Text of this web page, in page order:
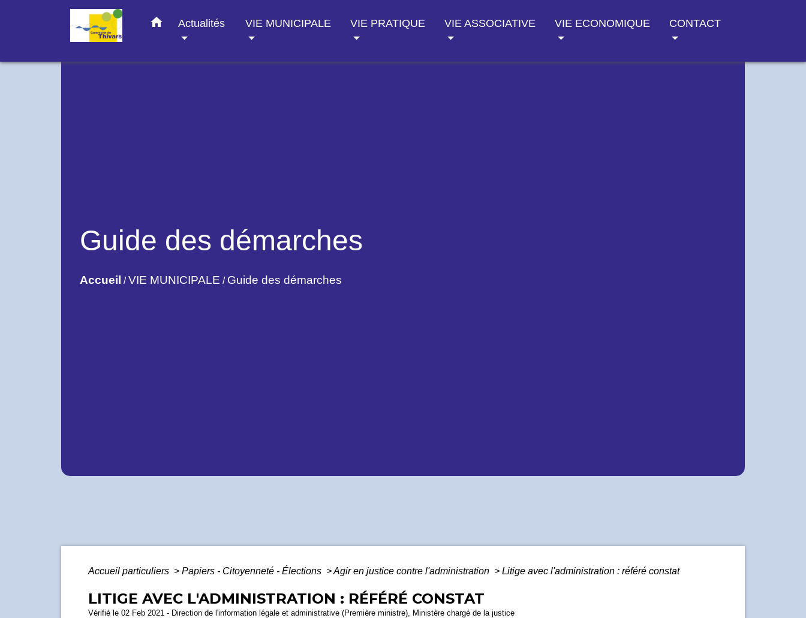
home Actualités VIE MUNICIPALE VIE PRATIQUE VIE ASSOCIATIVE VIE ECONOMIQUE CONTACT
Guide des démarches
Accueil /VIE MUNICIPALE / Guide des démarches
Accueil particuliers > Papiers - Citoyenneté - Élections >Agir en justice contre l'administration > Litige avec l'administration : référé constat
LITIGE AVEC L'ADMINISTRATION : RÉFÉRÉ CONSTAT
Vérifié le 02 Feb 2021 - Direction de l'information légale et administrative (Première ministre), Ministère chargé de la justice